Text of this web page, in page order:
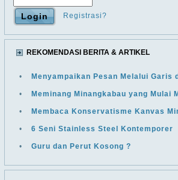
Registrasi?
REKOMENDASI BERITA & ARTIKEL
• Menyampaikan Pesan Melalui Garis
• Meminang Minangkabau yang Mulai
• Membaca Konservatisme Kanvas
• 6 Seni Stainless Steel Kontemporer
• Guru dan Perut Kosong ?